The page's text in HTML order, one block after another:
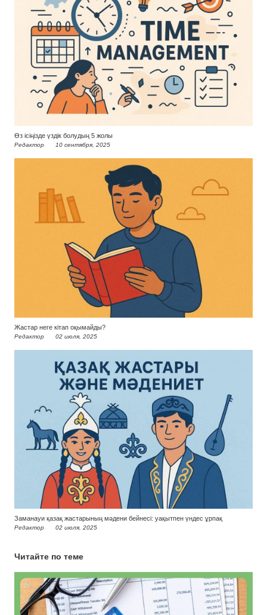
Өз ісіңізде үздік болудың 5 жолы
Редактор 10 сентября, 2025
Жастар неге кітап оқымайды?
Редактор 02 июля, 2025
Заманауи қазақ жастарының мәдени бейнесі: уақытпен үндес ұрпақ
Редактор 02 июля, 2025
Читайте по теме